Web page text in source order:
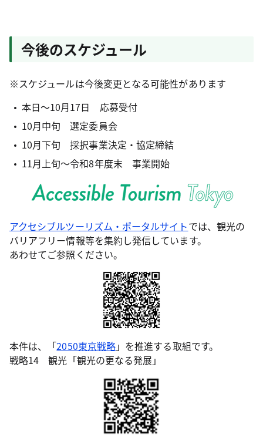
今後のスケジュール
※スケジュールは今後変更となる可能性があります
本日～10月17日 応募受付
10月中旬 選定委員会
10月下旬 採択事業決定・協定締結
11月上旬～令和8年度末 事業開始
アクセシブルツーリズム・ポータルサイトでは、観光の
バリアフリー情報等を集約し発信しています。
あわせてご参照ください。
本件は、「2050東京戦略」を推進する取組です。
戦略14 観光「観光の更なる発展」